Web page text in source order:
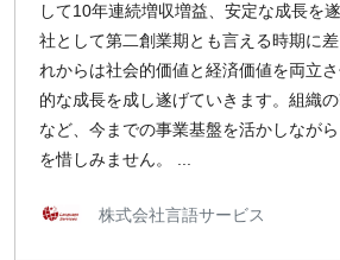
して10年連続増収増益、安定な成長を
社として第二創業期とも言える時期に
れからは社会的価値と経済価値を両立
的な成長を成し遂げていきます。組織
など、今までの事業基盤を活かしなが
を惜しみません。 ...
株式会社言語サービス